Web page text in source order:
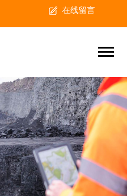
在线留言